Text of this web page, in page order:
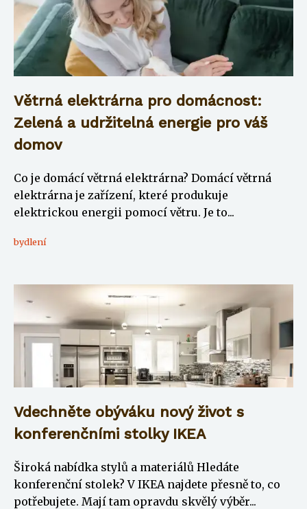
Větrná elektrárna pro domácnost:
Zelená a udržitelná energie pro váš
domov
Co je domácí větrná elektrárna? Domácí větrná
elektrárna je zařízení, které produkuje
elektrickou energii pomocí větru. Je to...
bydlení
Vdechněte obýváku nový život s
konferenčními stolky IKEA
Široká nabídka stylů a materiálů Hledáte
konferenční stolek? V IKEA najdete přesně to, co
potřebujete. Mají tam opravdu skvělý výběr...